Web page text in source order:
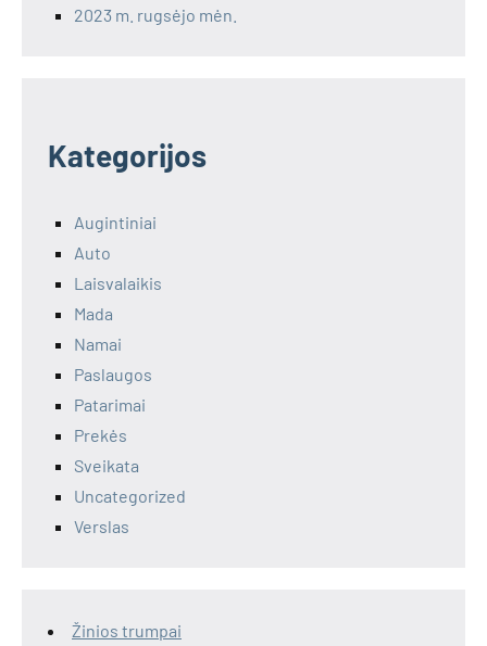
2023 m. rugsėjo mėn.
Kategorijos
Augintiniai
Auto
Laisvalaikis
Mada
Namai
Paslaugos
Patarimai
Prekės
Sveikata
Uncategorized
Verslas
Žinios trumpai